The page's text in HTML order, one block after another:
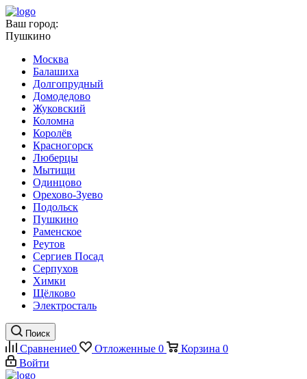
Ваш город:
Пушкино
Москва
Балашиха
Долгопрудный
Домодедово
Жуковский
Коломна
Королёв
Красногорск
Люберцы
Мытищи
Одинцово
Орехово-Зуево
Подольск
Пушкино
Раменское
Реутов
Сергиев Посад
Серпухов
Химки
Щёлково
Электросталь
Поиск
Сравнение0 Отложенные 0 Корзина 0
Войти